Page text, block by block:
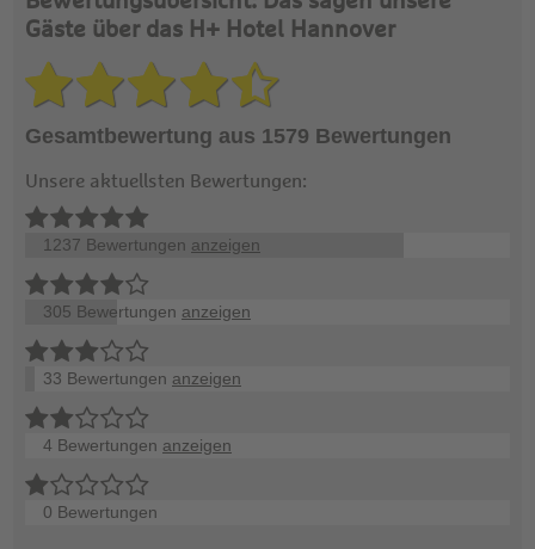
Gäste über das H+ Hotel Hannover
Gesamtbewertung aus 1579 Bewertungen
Unsere aktuellsten Bewertungen:
1237 Bewertungen anzeigen
305 Bewertungen anzeigen
33 Bewertungen anzeigen
4 Bewertungen anzeigen
0 Bewertungen